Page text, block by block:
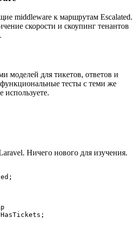
middleware к маршрутам Escalated.
скорости и скоупинг тенантов
моделей для тикетов, ответов и
тесты с теми же
используете.
Ничего нового для изучения.
;
;